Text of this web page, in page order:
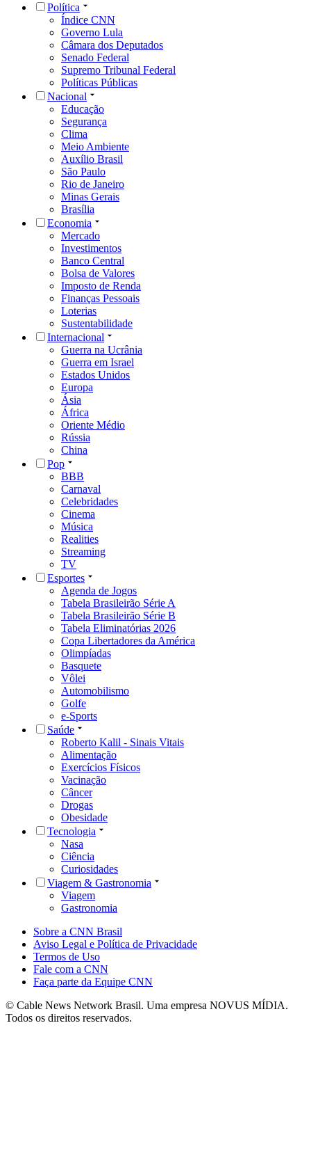
Política
Índice CNN
Governo Lula
Câmara dos Deputados
Senado Federal
Supremo Tribunal Federal
Políticas Públicas
Nacional
Educação
Segurança
Clima
Meio Ambiente
Auxílio Brasil
São Paulo
Rio de Janeiro
Minas Gerais
Brasília
Economia
Mercado
Investimentos
Banco Central
Bolsa de Valores
Imposto de Renda
Finanças Pessoais
Loterias
Sustentabilidade
Internacional
Guerra na Ucrânia
Guerra em Israel
Estados Unidos
Europa
Ásia
África
Oriente Médio
Rússia
China
Pop
BBB
Carnaval
Celebridades
Cinema
Música
Realities
Streaming
TV
Esportes
Agenda de Jogos
Tabela Brasileirão Série A
Tabela Brasileirão Série B
Tabela Eliminatórias 2026
Copa Libertadores da América
Olimpíadas
Basquete
Vôlei
Automobilismo
Golfe
e-Sports
Saúde
Roberto Kalil - Sinais Vitais
Alimentação
Exercícios Físicos
Vacinação
Câncer
Drogas
Obesidade
Tecnologia
Nasa
Ciência
Curiosidades
Viagem & Gastronomia
Viagem
Gastronomia
Sobre a CNN Brasil
Aviso Legal e Política de Privacidade
Termos de Uso
Fale com a CNN
Faça parte da Equipe CNN
© Cable News Network Brasil. Uma empresa NOVUS MÍDIA.
Todos os direitos reservados.